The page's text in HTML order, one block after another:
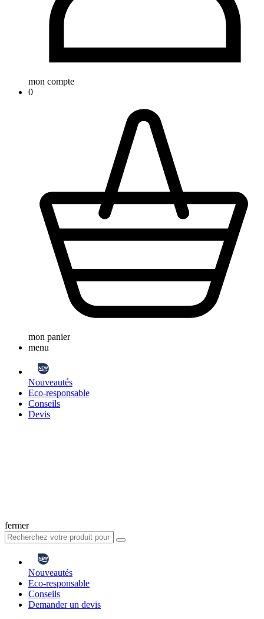
mon compte
0
mon panier
menu
Nouveautés
Eco-responsable
Conseils
Devis
fermer
Nouveautés
Eco-responsable
Conseils
Demander un devis